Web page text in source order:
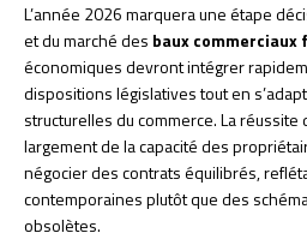
L’année 2026 marquera une étape
et du marché des baux commerciaux
économiques devront intégrer
dispositions législatives tout en
structurelles du commerce. La
largement de la capacité des
négocier des contrats équilibrés,
contemporaines plutôt que des
obsolètes.